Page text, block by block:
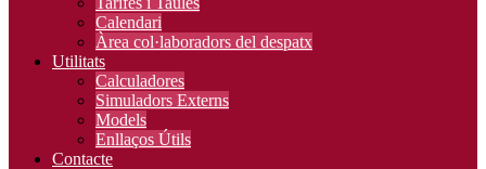
Calendari
Àrea col·laboradors del despatx
Utilitats
Calculadores
Simuladors Externs
Models
Enllaços Útils
Contacte